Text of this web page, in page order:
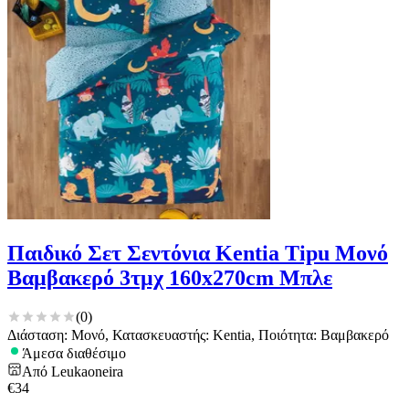
Παιδικό Σετ Σεντόνια Kentia Tipu Μονό
Βαμβακερό 3τμχ 160x270cm Μπλε
(0)
Διάσταση: Μονό, Κατασκευαστής: Kentia, Ποιότητα: Βαμβακερό
Άμεσα διαθέσιμο
Από Leukaoneira
€34